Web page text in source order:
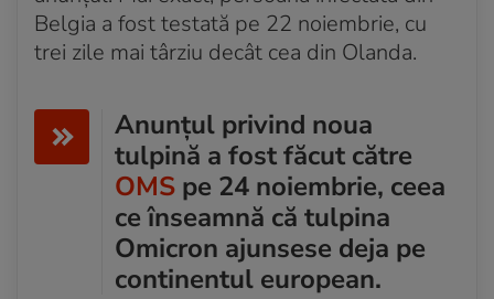
Belgia a fost testată pe 22 noiembrie, cu
trei zile mai târziu decât cea din Olanda.
Anunțul privind noua
tulpină a fost făcut către
OMS pe 24 noiembrie, ceea
ce înseamnă că tulpina
Omicron ajunsese deja pe
continentul european.